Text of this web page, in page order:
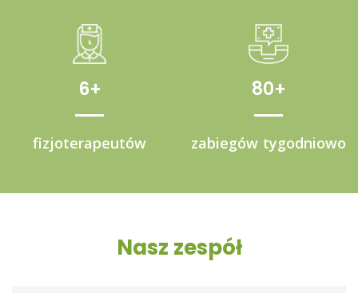
6
fizjoterapeutów
80
zabiegów tygodniowo
Nasz zespół